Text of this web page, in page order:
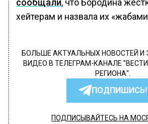
сообщали, что Бородина
хейтерам и назвала их
БОЛЬШЕ АКТУАЛЬНЫХ НОВОСТЕЙ И
ВИДЕО В ТЕЛЕГРАМ-КАНАЛЕ
РЕГИОНА".
ПОДПИШИСЬ!
ПОДПИСЫВАЙТЕСЬ НА